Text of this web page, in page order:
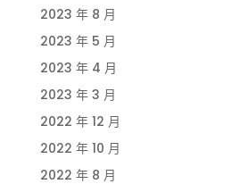
2023 年 8 月
2023 年 5 月
2023 年 4 月
2023 年 3 月
2022 年 12 月
2022 年 10 月
2022 年 8 月